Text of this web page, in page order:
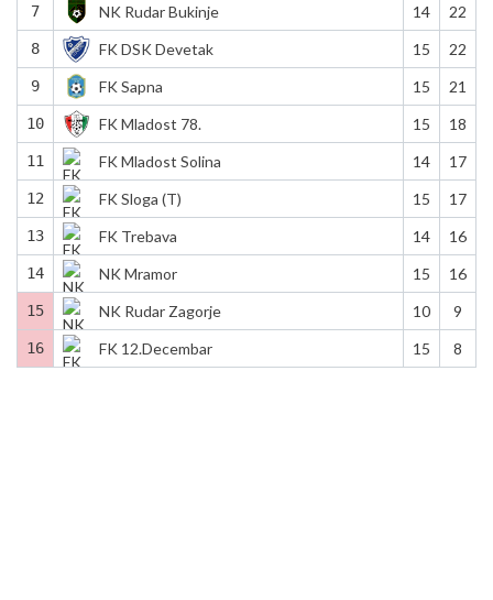
7 NK Rudar Bukinje 14 22
8 FK DSK Devetak 15 22
9 FK Sapna 15 21
10 FK Mladost 78. 15 18
11 FK Mladost Solina 14 17
12 FK Sloga (T) 15 17
13 FK Trebava 14 16
14 NK Mramor 15 16
15 NK Rudar Zagorje 10 9
16 FK 12.Decembar 15 8